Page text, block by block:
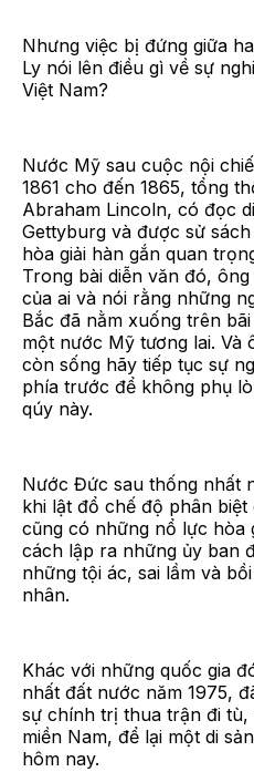
Nhưng việc bị đứng giữa
Ly nói lên điều gì về sự
Việt Nam?
Nước Mỹ sau cuộc nội
1861 cho đến 1865, tổng
Abraham Lincoln, có đọc
Gettyburg và được sử
hòa giải hàn gắn quan
Trong bài diễn văn đó,
của ai và nói rằng những
Bắc đã nằm xuống trên
một nước Mỹ tương lai. Và
còn sống hãy tiếp tục sự
phía trước để không phụ
qúy này.
Nước Đức sau thống nhất
khi lật đổ chế độ phân biệt
cũng có những nổ lực hòa
cách lập ra những ủy ban
những tội ác, sai lầm và
nhân.
Khác với những quốc gia
nhất đất nước năm 1975,
sự chính trị thua trận đi tù,
miền Nam, để lại một di
hôm nay.